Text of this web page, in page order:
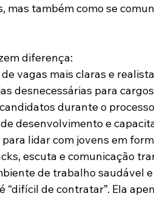
mas também como se
diferença:
vagas mais claras e
desnecessárias para
durante o
desenvolvimento e
lidar com jovens em
escuta e comunicação
de trabalho saudável
“difícil de contratar”. Ela